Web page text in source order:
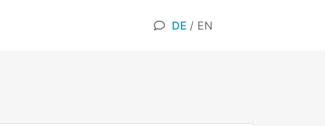
DE / EN